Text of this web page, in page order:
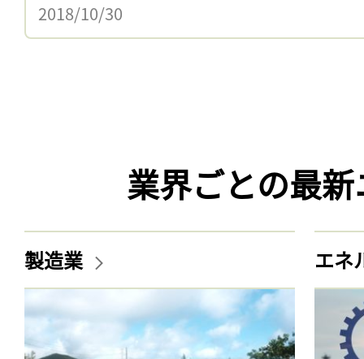
2018/10/30
業界ごとの最
製造業 エネ